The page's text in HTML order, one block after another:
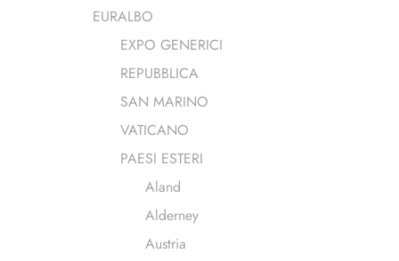
EURALBO
EXPO GENERICI
REPUBBLICA
SAN MARINO
VATICANO
PAESI ESTERI
Aland
Alderney
Austria